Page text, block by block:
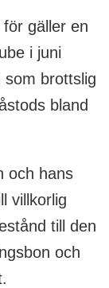
gäller en
i juni
som brottslig
bland
och hans
villkorlig
till den
och